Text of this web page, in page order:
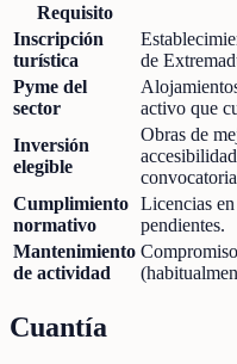
Requisito
Inscripción
turística
de
Pyme del
sector
activo que
Inversión
elegible
Obras de
Cumplimiento
normativo
Licencias
pendientes.
Mantenimiento
de actividad
Cuantía